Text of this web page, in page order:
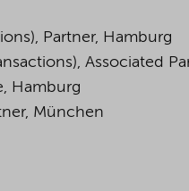
Partner, Hamburg
Associated
Hamburg
München